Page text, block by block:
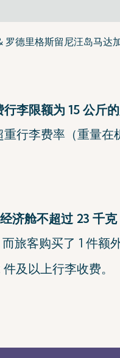
罗德里格斯留尼汪岛马达
李限额为 15 公斤
行李费率（重量在
济舱不超过 23 千克
旅客购买了 1 件额
及以上行李收费。